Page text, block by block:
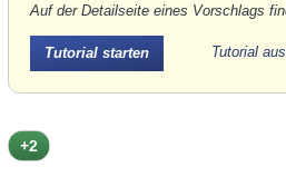
Auf der Detailseite eines Vorschlags
Tutorial starten Tutorial
+2